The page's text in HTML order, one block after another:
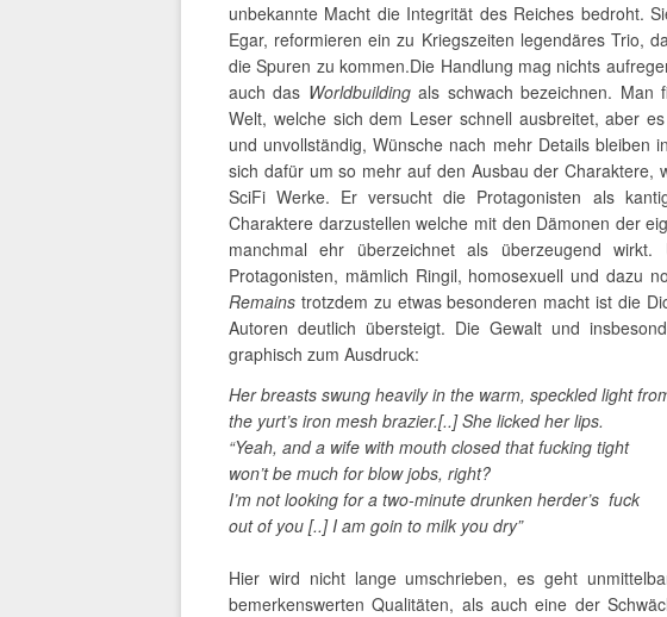
unbekannte Macht die Integrität des Reiches bedroht.
Egar, reformieren ein zu Kriegszeiten legendäres Trio,
die Spuren zu kommen.Die Handlung mag nichts
auch das Worldbuilding als schwach bezeichnen. Man
Welt, welche sich dem Leser schnell ausbreitet, aber
und unvollständig, Wünsche nach mehr Details bleiben
sich dafür um so mehr auf den Ausbau der Charaktere,
SciFi Werke. Er versucht die Protagonisten als
Charaktere darzustellen welche mit den Dämonen der
manchmal ehr überzeichnet als überzeugend
Protagonisten, mämlich Ringil, homosexuell und dazu
Remains trotzdem zu etwas besonderen macht ist die
Autoren deutlich übersteigt. Die Gewalt und
graphisch zum Ausdruck:
Her breasts swung heavily in the warm, speckled light
the yurt’s iron mesh brazier.[..] She licked her lips.
“Yeah, and a wife with mouth closed that fucking tight
won’t be much for blow jobs, right?
I’m not looking for a two-minute drunken herder’s fuck
out of you [..] I am goin to milk you dry”
Hier wird nicht lange umschrieben, es geht
bemerkenswerten Qualitäten, als auch eine der